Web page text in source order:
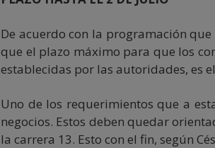
De acuerdo con la programación
que el plazo máximo para que los
establecidas por las autoridades, es
Uno de los requerimientos que a
negocios. Estos deben quedar
la carrera 13. Esto con el fin, según